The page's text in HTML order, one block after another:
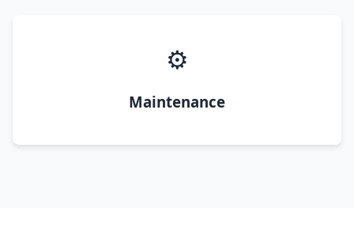
⚙️
Maintenance